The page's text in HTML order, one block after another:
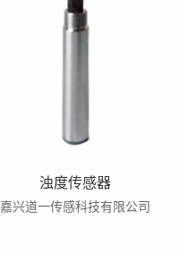
浊度传感器
嘉兴道一传感科技有限公司